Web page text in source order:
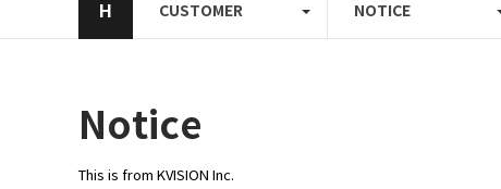
H CUSTOMER NOTICE
Notice
This is from KVISION Inc.